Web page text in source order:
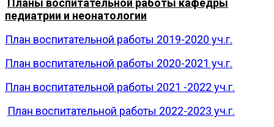
Планы воспитательной работы кафедры
педиатрии и неонатологии
План воспитательной работы 2019-2020 уч.г.
План воспитательной работы 2020-2021 уч.г.
План воспитательной работы 2021 -2022 уч.г.
План воспитательной работы 2022-2023 уч.г.